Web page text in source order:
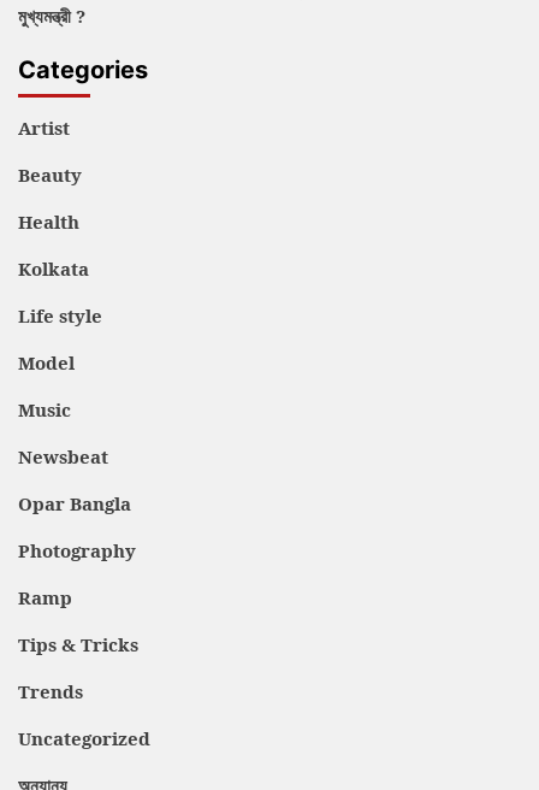
মুখ্যমন্ত্রী ?
Categories
Artist
Beauty
Health
Kolkata
Life style
Model
Music
Newsbeat
Opar Bangla
Photography
Ramp
Tips & Tricks
Trends
Uncategorized
অন্যান্য